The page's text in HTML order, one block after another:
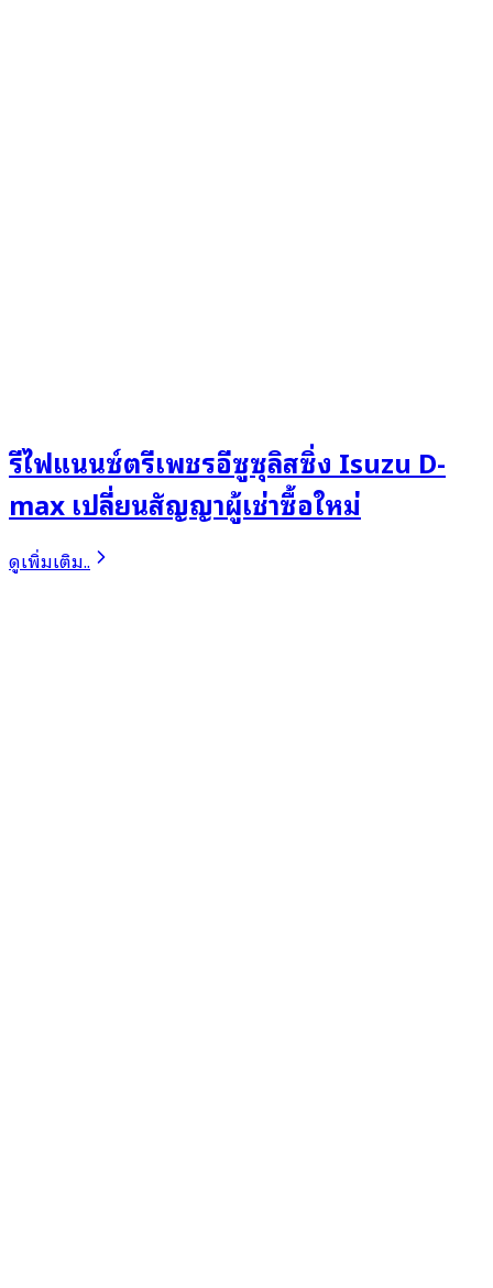
รีไฟแนนซ์ตรีเพชรอีซูซุลิสซิ่ง Isuzu D-
max เปลี่ยนสัญญาผู้เช่าซื้อใหม่
ดูเพิ่มเติม..